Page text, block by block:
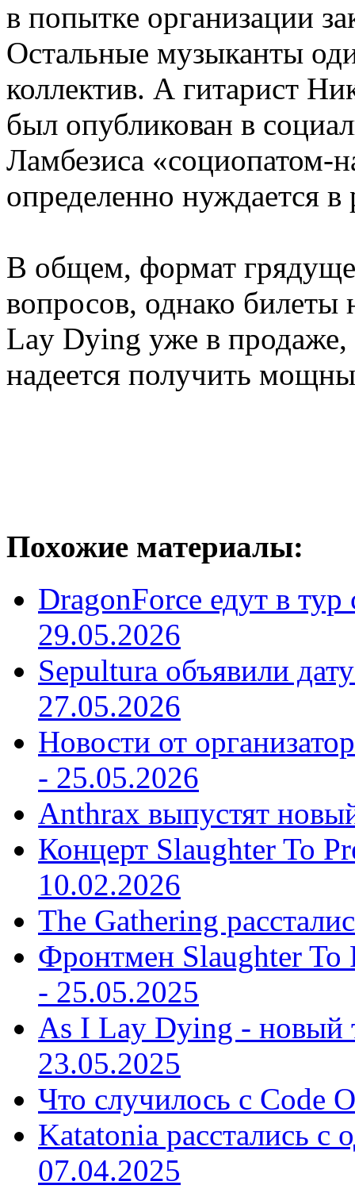
в попытке организации
Остальные музыканты
коллектив. А гитарист
был опубликован в
Ламбезиса «социопатом-
определенно нуждается в
В общем, формат
вопросов, однако билеты
Lay Dying уже в продаже,
надеется получить
Похожие материалы:
DragonForce едут в
29.05.2026
Sepultura объявили
27.05.2026
Новости от
- 25.05.2026
Anthrax выпустят
Концерт Slaughter To
10.02.2026
The Gathering
Фронтмен Slaughter To
- 25.05.2025
As I Lay Dying - новый
23.05.2025
Что случилось с Code
Katatonia расстались с
07.04.2025